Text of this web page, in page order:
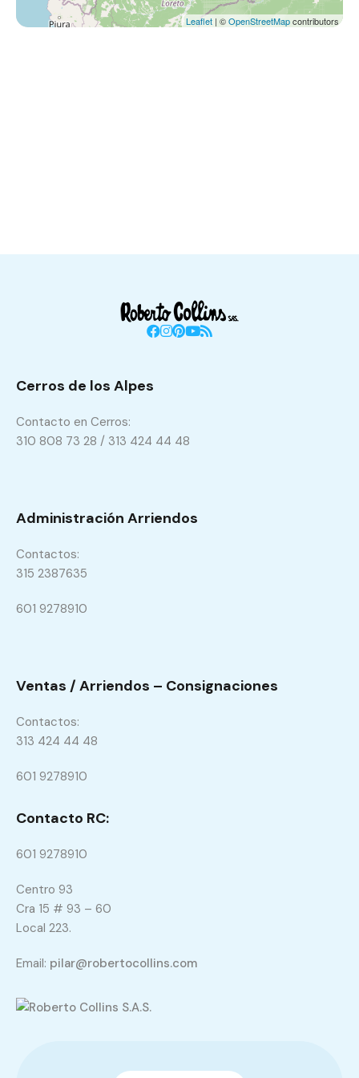
Leaflet | ©OpenStreetMapcontributors
Cerros de los Alpes
Contacto en Cerros:
310 808 73 28 / 313 424 44 48
Administración Arriendos
Contactos:
315 2387635
601 9278910
Ventas / Arriendos – Consignaciones
Contactos:
313 424 44 48
601 9278910
Contacto RC:
601 9278910
Centro 93
Cra 15 # 93 – 60
Local 223.
Email: pilar@robertocollins.com